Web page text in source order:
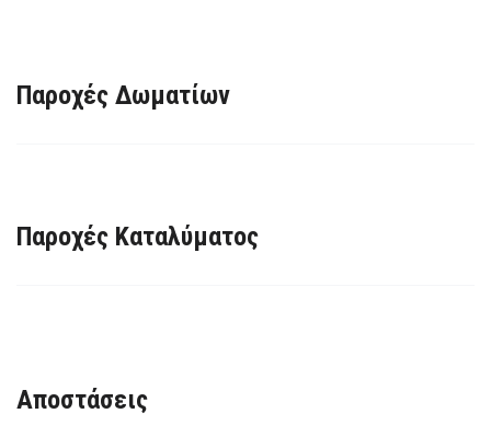
Παροχές Δωματίων
Παροχές Καταλύματος
Αποστάσεις